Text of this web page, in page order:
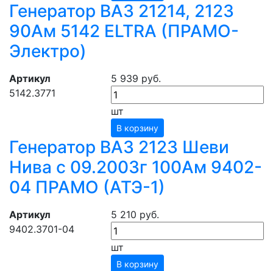
Генератор ВАЗ 21214, 2123
90Ам 5142 ELTRA (ПРАМО-
Электро)
Артикул
5142.3771
5 939 руб.
шт
В корзину
Генератор ВАЗ 2123 Шеви
Нива с 09.2003г 100Ам 9402-
04 ПРАМО (АТЭ-1)
Артикул
9402.3701-04
5 210 руб.
шт
В корзину